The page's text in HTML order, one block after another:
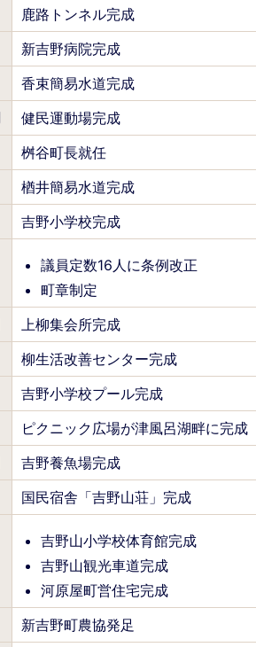
鹿路トンネル完成
新吉野病院完成
香束簡易水道完成
健民運動場完成
桝谷町長就任
楢井簡易水道完成
吉野小学校完成
議員定数16人に条例改正
町章制定
上柳集会所完成
柳生活改善センター完成
吉野小学校プール完成
ピクニック広場が津風呂湖畔に完成
吉野養魚場完成
国民宿舎「吉野山荘」完成
吉野山小学校体育館完成
吉野山観光車道完成
河原屋町営住宅完成
新吉野町農協発足